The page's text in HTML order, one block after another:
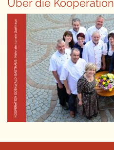
Über die Kooperation